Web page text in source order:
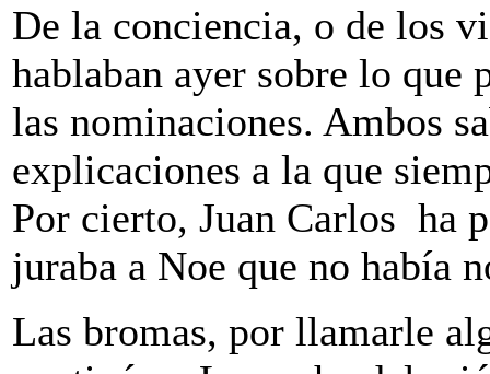
De la conciencia, o de los
hablaban ayer sobre lo que
las nominaciones. Ambos
explicaciones a la que
Por cierto, Juan Carlos ha
juraba a Noe que no había
Las bromas, por llamarle